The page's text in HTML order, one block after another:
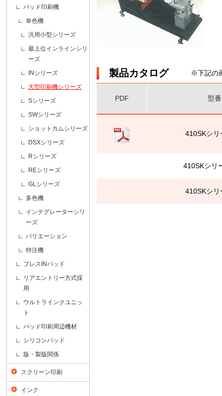
パッド印刷機
単色機
汎用小型シリーズ
最上位インラインシリ
ーズ
INシリーズ
大型印刷機シリーズ
Sシリーズ
SWシリーズ
ショットカムシリーズ
DSXシリーズ
Rシリーズ
REシリーズ
GLシリーズ
多色機
インテグレーターシリ
ーズ
バリエーション
特注機
プレスINパッド
リアエントリー方式採
用
ウルトラインクユニッ
ト
パッド印刷周辺機材
シリコンパッド
版・製版関係
スクリーン印刷
インク
製品カタログ ※下記の
PDF 型番
410SKシ
410SKシリ
410SKシリ